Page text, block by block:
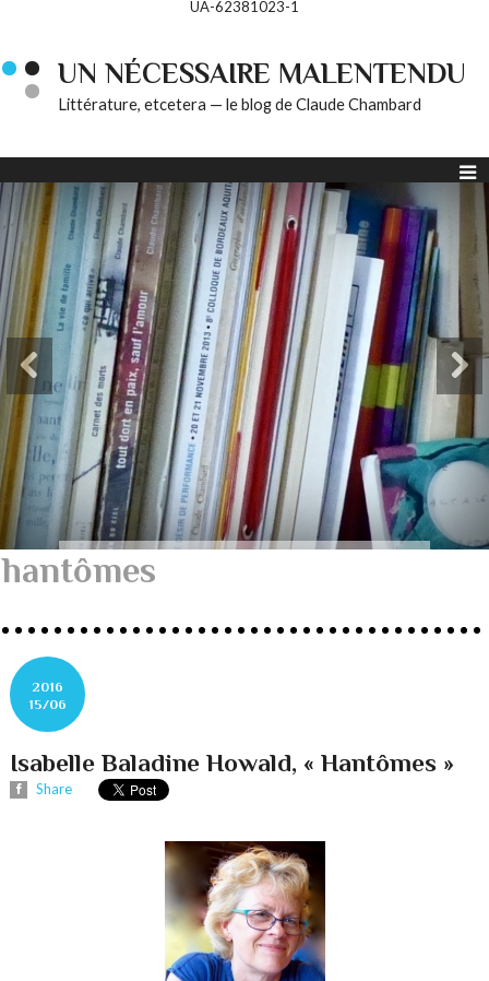
UA-62381023-1
UN NÉCESSAIRE MALENTENDU
Littérature, etcetera — le blog de Claude Chambard
hantômes
2016
15/06
Isabelle Baladine Howald, « Hantômes »
Share